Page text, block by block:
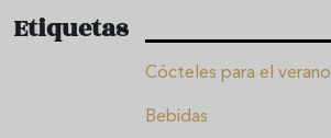
Etiquetas
Cócteles para el verano
Bebidas